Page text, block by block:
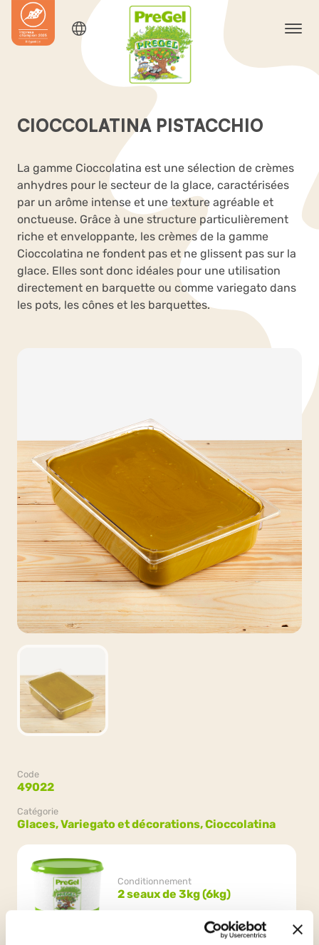
CIOCCOLATINA PISTACCHIO
La gamme Cioccolatina est une sélection de crèmes
anhydres pour le secteur de la glace, caractérisées
par un arôme intense et une texture agréable et
onctueuse. Grâce à une structure particulièrement
riche et enveloppante, les crèmes de la gamme
Cioccolatina ne fondent pas et ne glissent pas sur la
glace. Elles sont donc idéales pour une utilisation
directement en barquette ou comme variegato dans
les pots, les cônes et les barquettes.
Code
49022
Catégorie
Glaces,Variegato et décorations,Cioccolatina
Conditionnement
2 seaux de 3kg (6kg)